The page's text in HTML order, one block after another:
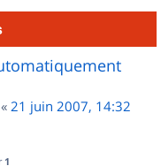
« 21 juin 2007, 14:32
1